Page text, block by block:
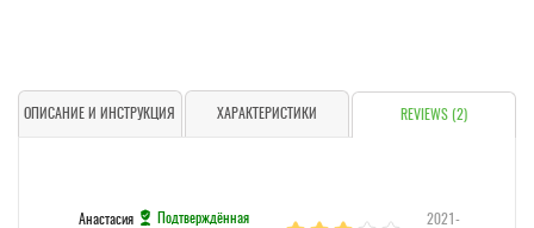
ОПИСАНИЕ И ИНСТРУКЦИЯ ХАРАКТЕРИСТИКИ REVIEWS (2)
Анастасия
Подтверждённая
2021-